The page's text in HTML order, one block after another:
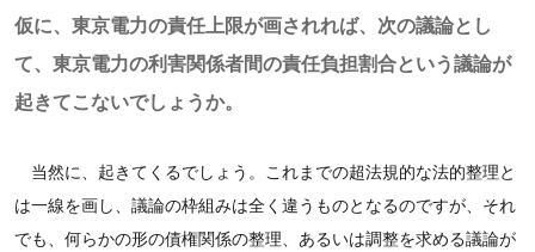
仮に、東京電力の責任上限が画されれば、次の議論とし
て、東京電力の利害関係者間の責任負担割合という議論が
起きてこないでしょうか。
当然に、起きてくるでしょう。これまでの超法規的な法的整理と
は一線を画し、議論の枠組みは全く違うものとなるのですが、それ
でも、何らかの形の債権関係の整理、あるいは調整を求める議論が